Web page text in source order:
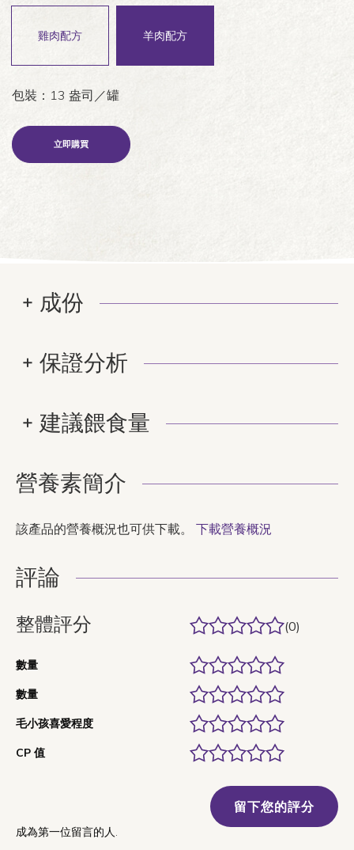
雞肉配方 羊肉配方
包裝：13 盎司／罐
立即購買
成份
保證分析
建議餵食量
營養素簡介
該產品的營養概況也可供下載。 下載營養概況
評論
整體評分 (0)
數量
數量
毛小孩喜愛程度
CP 值
留下您的評分
成為第一位留言的人.